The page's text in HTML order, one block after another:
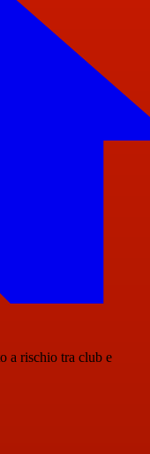
a rischio tra club e